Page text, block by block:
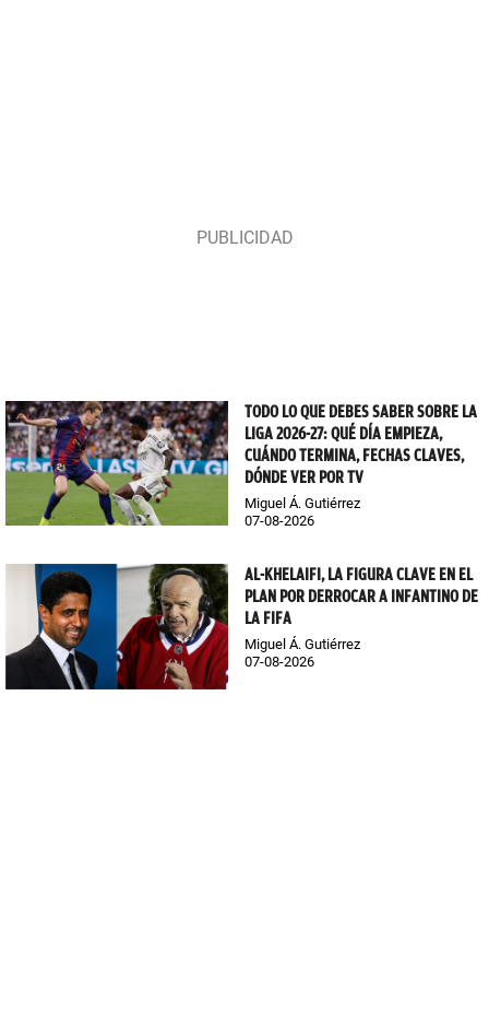
TODO LO QUE DEBES SABER SOBRE LA
LIGA 2026-27: QUÉ DÍA EMPIEZA,
CUÁNDO TERMINA, FECHAS CLAVES,
DÓNDE VER POR TV
Miguel Á. Gutiérrez
07-08-2026
AL-KHELAIFI, LA FIGURA CLAVE EN EL
PLAN POR DERROCAR A INFANTINO DE
LA FIFA
Miguel Á. Gutiérrez
07-08-2026